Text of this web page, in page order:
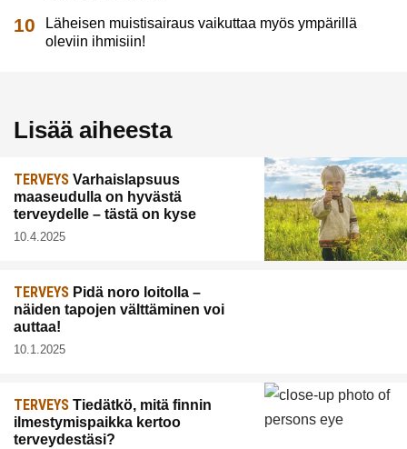
Läheisen muistisairaus vaikuttaa myös ympärillä
oleviin ihmisiin!
Lisää aiheesta
TERVEYS Varhaislapsuus
maaseudulla on hyvästä
terveydelle – tästä on kyse
10.4.2025
TERVEYS Pidä noro loitolla –
näiden tapojen välttäminen voi
auttaa!
10.1.2025
TERVEYS Tiedätkö, mitä finnin
ilmestymispaikka kertoo
terveydestäsi?